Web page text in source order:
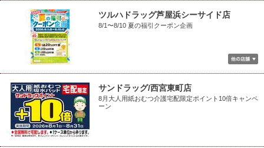
ツルハドラッグ芦屋浜シーサイド店
8/1〜8/10 夏の福引クーポン企画
サンドラッグ/西宮東町店
8月大人用紙おむつ介護宅配限定ポイント10倍キャンペ
ーン